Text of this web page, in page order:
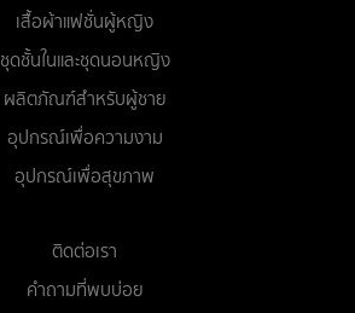
เสื้อผ้าแฟชั่นผู้หญิง
ชุดชั้นในและชุดนอนหญิง
ผลิตภัณฑ์สำหรับผู้ชาย
อุปกรณ์เพื่อความงาม
อุปกรณ์เพื่อสุขภาพ
ติดต่อเรา
คำถามที่พบบ่อย